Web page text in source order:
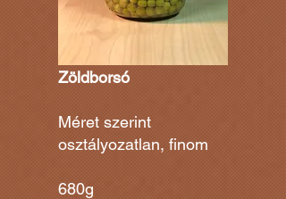
Zöldborsó
Méret szerint
osztályozatlan, finom
680g